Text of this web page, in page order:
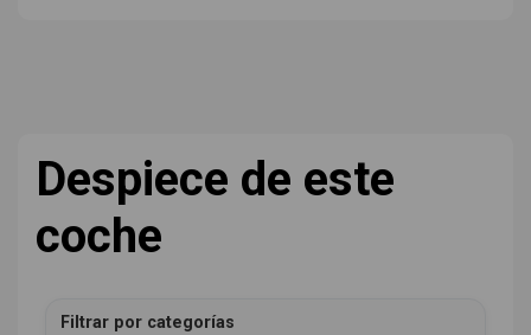
Despiece de este
coche
Filtrar por categorías